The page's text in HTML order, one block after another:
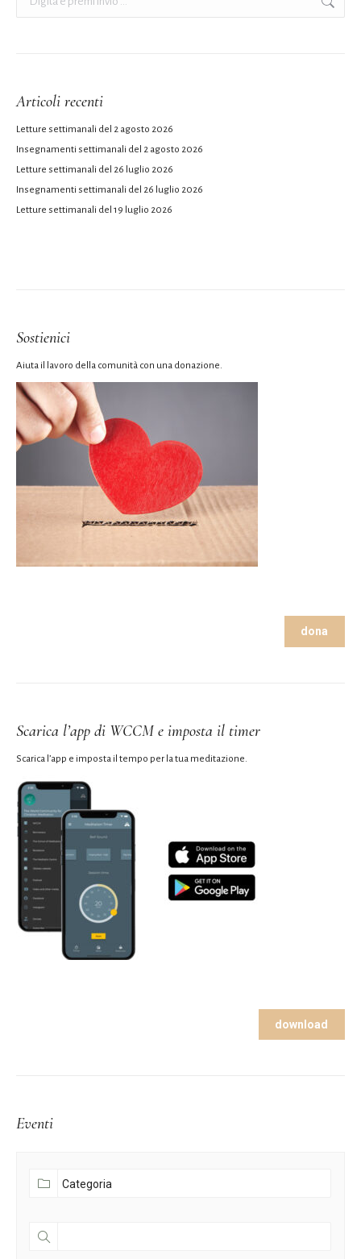
Articoli recenti
Letture settimanali del 2 agosto 2026
Insegnamenti settimanali del 2 agosto 2026
Letture settimanali del 26 luglio 2026
Insegnamenti settimanali del 26 luglio 2026
Letture settimanali del 19 luglio 2026
Sostienici
Aiuta il lavoro della comunità con una donazione.
dona
Scarica l’app di WCCM e imposta il timer
Scarica l’app e imposta il tempo per la tua meditazione.
download
Eventi